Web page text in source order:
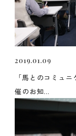
2019.01.09
「馬とのコミュ
催のお知...